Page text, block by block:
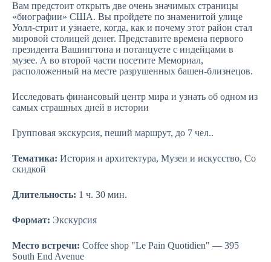
Вам предстоит открыть две очень значимых страницы
«биографии» США. Вы пройдете по знаменитой улице
Уолл-стрит и узнаете, когда, как и почему этот район стал
мировой столицей денег. Представите времена первого
президента Вашингтона и потанцуете с индейцами в
музее. А во второй части посетите Мемориал,
расположенный на месте разрушенных башен-близнецов.
Исследовать финансовый центр мира и узнать об одном из
самых страшных дней в истории
Групповая экскурсия, пеший маршрут, до 7 чел..
Тематика: История и архитектура, Музеи и искусство, Со
скидкой
Длительность: 1 ч. 30 мин.
Формат: Экскурсия
Место встречи: Coffee shop "Le Pain Quotidien" — 395
South End Avenue